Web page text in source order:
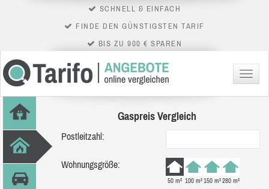
SCHNELL & EINFACH
FINDE DEN GÜNSTIGSTEN TARIF
BIS ZU 900 € SPAREN
Menü
Gaspreis Vergleich
Postleitzahl:
Wohnungsgröße:
50 m² 100 m²150 m²280 m²